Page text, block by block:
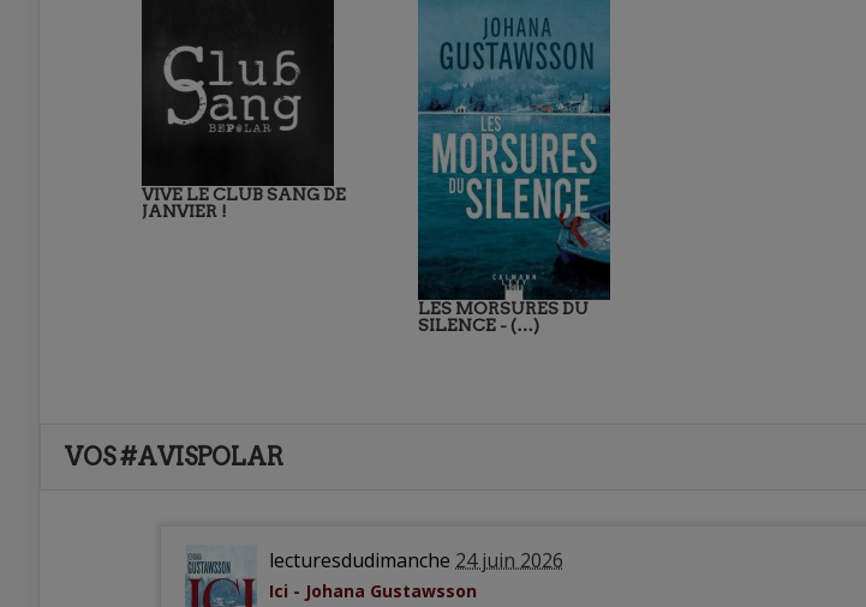
VIVE LE CLUB SANG DE
JANVIER !
LES MORSURES DU
SILENCE - (…)
VOS #AVISPOLAR
lecturesdudimanche 24 juin 2026
Ici - Johana Gustawsson